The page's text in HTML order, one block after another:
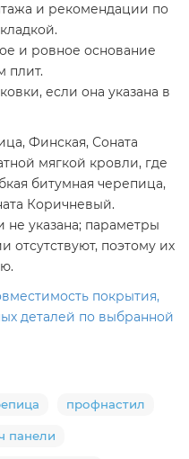
и рекомендации по
и ровное основание
плит.
если она указана в
Финская, Соната
мягкой кровли, где
битумная черепица,
Коричневый.
не указана; параметры
отсутствуют, поэтому их
покрытия,
деталей по выбранной
профнастил
панели